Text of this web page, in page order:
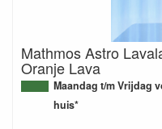
Mathmos Astro
Oranje Lava
Maandag t/m Vrijdag
huis*